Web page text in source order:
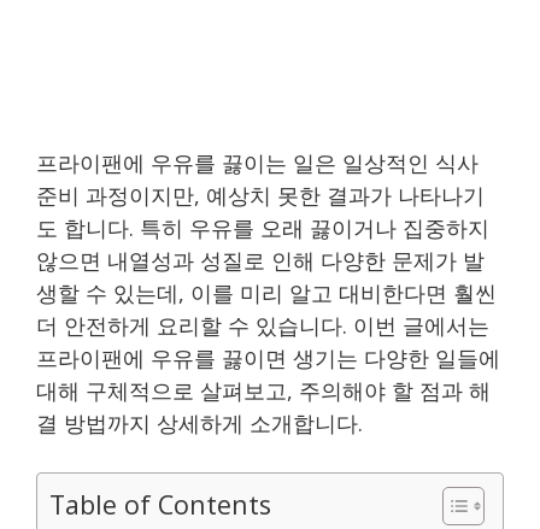
프라이팬에 우유를 끓이는 일은 일상적인 식사
준비 과정이지만, 예상치 못한 결과가 나타나기
도 합니다. 특히 우유를 오래 끓이거나 집중하지
않으면 내열성과 성질로 인해 다양한 문제가 발
생할 수 있는데, 이를 미리 알고 대비한다면 훨씬
더 안전하게 요리할 수 있습니다. 이번 글에서는
프라이팬에 우유를 끓이면 생기는 다양한 일들에
대해 구체적으로 살펴보고, 주의해야 할 점과 해
결 방법까지 상세하게 소개합니다.
Table of Contents